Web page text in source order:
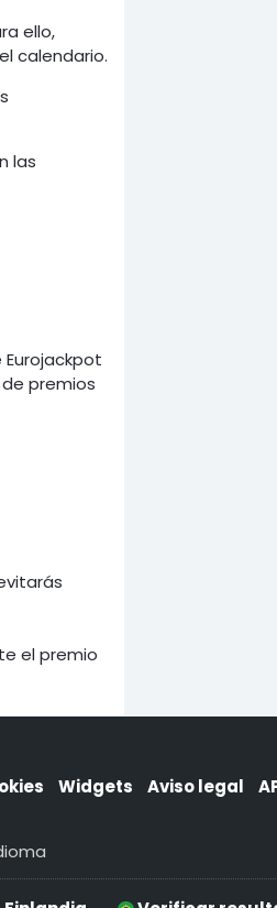
ello,
calendario.
las
premios
el premio
Widgets Aviso legal